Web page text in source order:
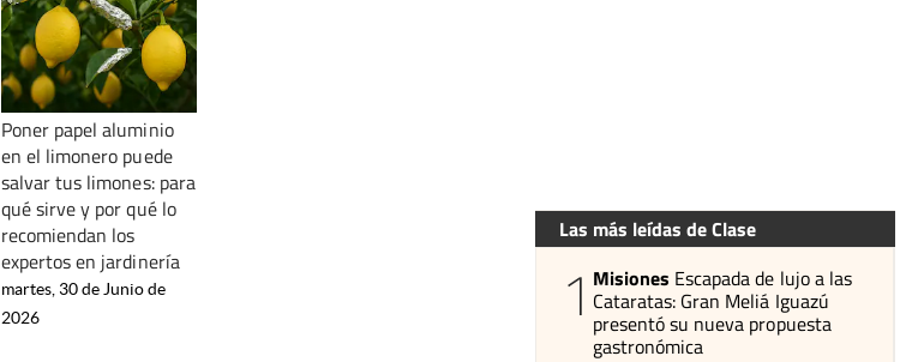
Poner papel aluminio
en el limonero puede
salvar tus limones: para
qué sirve y por qué lo
recomiendan los
expertos en jardinería
martes, 30 de Junio de
2026
Las más leídas de Clase
1 Misiones Escapada de lujo a las
Cataratas: Gran Meliá Iguazú
presentó su nueva propuesta
gastronómica